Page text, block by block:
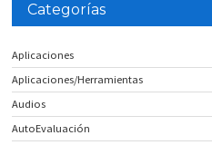
Categorías
Aplicaciones
Aplicaciones/Herramientas
Audios
AutoEvaluación